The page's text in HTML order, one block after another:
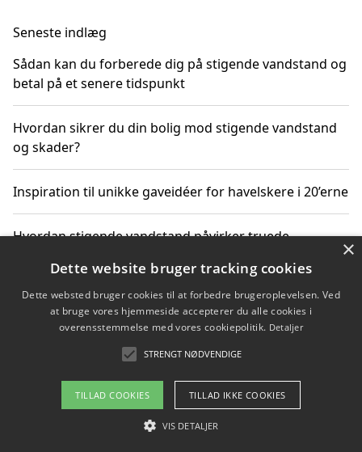
Seneste indlæg
Sådan kan du forberede dig på stigende vandstand og
betal på et senere tidspunkt
Hvordan sikrer du din bolig mod stigende vandstand
og skader?
Inspiration til unikke gaveidéer for havelskere i 20’erne
Hvordan stigende vandstand påvirker truede
Sådan vælger du de bedste vandrerygsække til
vandreture i Danmark
Copyright 2026 - Pilanto Aps
Om / kontakt
×
Dette website bruger tracking cookies
Dette websted bruger cookies til at forbedre brugeroplevelsen. Ved
at bruge vores hjemmeside accepterer du alle cookies i
overensstemmelse med vores cookiepolitik. Detaljer
STRENGT NØDVENDIGE
TILLAD COOKIES TILLAD IKKE COOKIES
VIS DETALJER